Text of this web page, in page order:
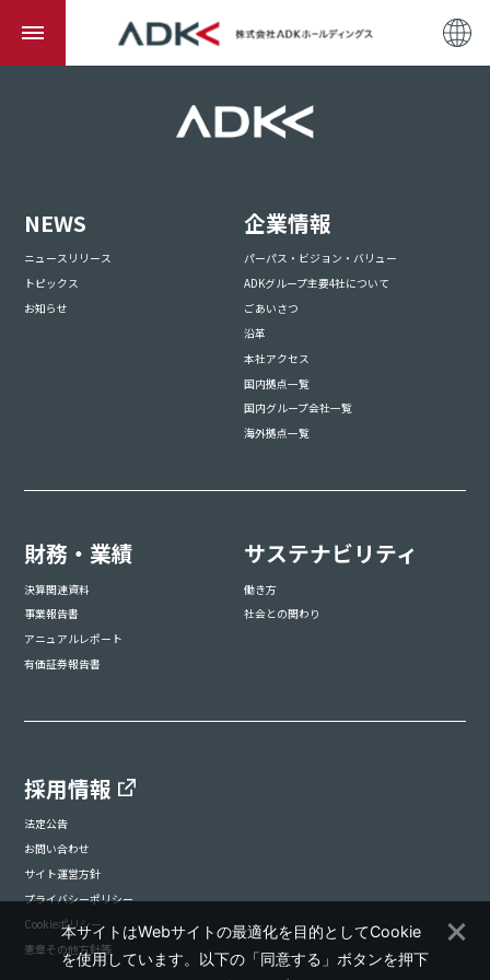
NEWS
ニュースリリース
トピックス
お知らせ
企業情報
パーパス・ビジョン・バリュー
ADKグループ主要4社について
ごあいさつ
沿革
本社アクセス
国内拠点一覧
国内グループ会社一覧
海外拠点一覧
財務・業績
決算関連資料
事業報告書
アニュアルレポート
有価証券報告書
サステナビリティ
働き方
社会との関わり
採用情報
法定公告
お問い合わせ
サイト運営方針
プライバシーポリシー
Cookieポリシー
憲章その他方針等
本サイトはWebサイトの最適化を目的としてCookie
を使用しています。以下の「同意する」ボタンを押下